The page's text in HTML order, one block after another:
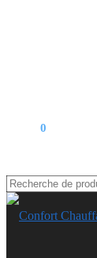
0
Recherche
pour :